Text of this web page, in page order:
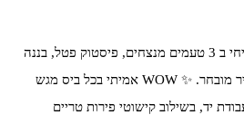
🍫 פינוקי סושי שוקולד כ 24 יחי ב 3 טעמים מנצחים, פיסטוק פטל, בננה
שוקולד ושוקולד בקרם פטיסייר מובחר. ✨ WOW אמיתי בכל ביס מגש
יד, בשילוב קישוטי פירות טריים